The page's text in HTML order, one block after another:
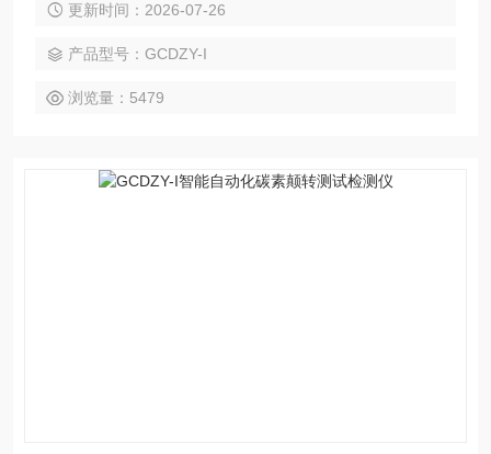
严格测试，确保各项数据稳定，准确、可靠。采用可编程序逻
软件可实现远程监控和数据分析。便捷的人机交互界面、高精
度，智能化的测量技术，助力提升企业产品测量效率。
更新时间：2026-07-26
产品型号：GCDZY-I
浏览量：5479